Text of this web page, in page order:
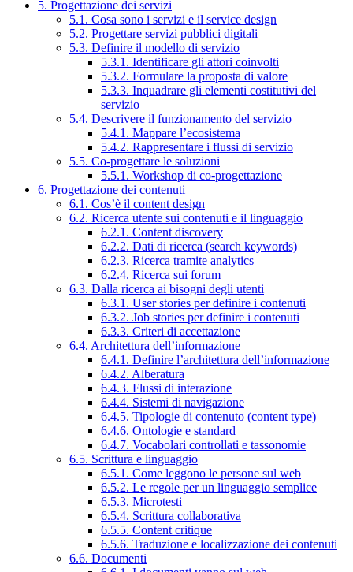
5. Progettazione dei servizi
5.1. Cosa sono i servizi e il service design
5.2. Progettare servizi pubblici digitali
5.3. Definire il modello di servizio
5.3.1. Identificare gli attori coinvolti
5.3.2. Formulare la proposta di valore
5.3.3. Inquadrare gli elementi costitutivi del
servizio
5.4. Descrivere il funzionamento del servizio
5.4.1. Mappare l’ecosistema
5.4.2. Rappresentare i flussi di servizio
5.5. Co-progettare le soluzioni
5.5.1. Workshop di co-progettazione
6. Progettazione dei contenuti
6.1. Cos’è il content design
6.2. Ricerca utente sui contenuti e il linguaggio
6.2.1. Content discovery
6.2.2. Dati di ricerca (search keywords)
6.2.3. Ricerca tramite analytics
6.2.4. Ricerca sui forum
6.3. Dalla ricerca ai bisogni degli utenti
6.3.1. User stories per definire i contenuti
6.3.2. Job stories per definire i contenuti
6.3.3. Criteri di accettazione
6.4. Architettura dell’informazione
6.4.1. Definire l’architettura dell’informazione
6.4.2. Alberatura
6.4.3. Flussi di interazione
6.4.4. Sistemi di navigazione
6.4.5. Tipologie di contenuto (content type)
6.4.6. Ontologie e standard
6.4.7. Vocabolari controllati e tassonomie
6.5. Scrittura e linguaggio
6.5.1. Come leggono le persone sul web
6.5.2. Le regole per un linguaggio semplice
6.5.3. Microtesti
6.5.4. Scrittura collaborativa
6.5.5. Content critique
6.5.6. Traduzione e localizzazione dei contenuti
6.6. Documenti